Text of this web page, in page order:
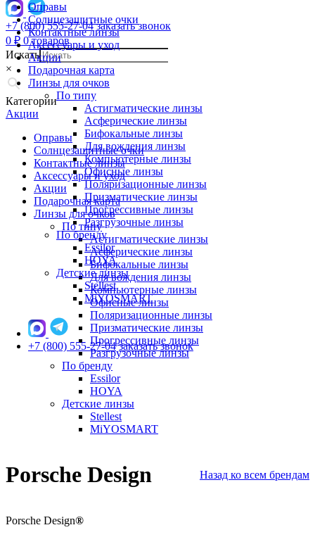
+7 (800) 555-27-04 заказать звонок
0 ₽ 0 товаров
Искать
×
Категории
Акции
Оправы
Солнцезащитные очки
Контактные линзы
Аксессуары и уход
Акции
Подарочная карта
Линзы для очков
По типу
Астигматические линзы
Асферические линзы
Бифокальные линзы
Для вождения линзы
Компьютерные линзы
Офисные линзы
Поляризационные линзы
Призматические линзы
Прогрессивные линзы
Разгрузочные линзы
По бренду
Essilor
HOYA
Детские линзы
Stellest
MiYOSMART
Оправы
Солнцезащитные очки
Контактные линзы
Аксессуары и уход
Акции
Подарочная карта
Линзы для очков
По типу
Астигматические линзы
Асферические линзы
Бифокальные линзы
Для вождения линзы
Компьютерные линзы
Офисные линзы
Поляризационные линзы
Призматические линзы
Прогрессивные линзы
Разгрузочные линзы
По бренду
Essilor
HOYA
Детские линзы
Stellest
MiYOSMART
+7 (800) 555-27-04 заказать звонок
Porsche Design Назад ко всем брендам
Porsche Design®